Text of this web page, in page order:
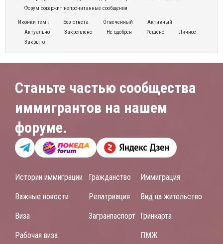
Форум содержит непрочитанные сообщения
Иконки тем : Без ответа Отвеченный
Активный
Актуально
Закреплено Не одобрен Решено
Личное
Закрыто
Станьте частью сообщества
иммигрантов на нашем
форуме.
Истории иммиграции
Важные новости
Виза
Рабочая виза
Гражданство
Репатриация
Загранпаспорт
Иммиграция
Вид на жительство
Гринкарта
ПМЖ